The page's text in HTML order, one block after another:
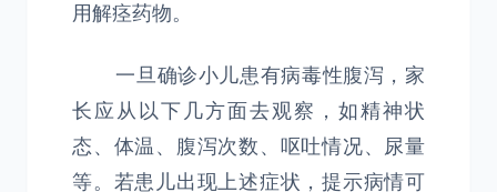
用解痉药物。
一旦确诊小儿患有病毒性腹泻，家
长应从以下几方面去观察，如精神状
态、体温、腹泻次数、呕吐情况、尿量
等。若患儿出现上述症状，提示病情可